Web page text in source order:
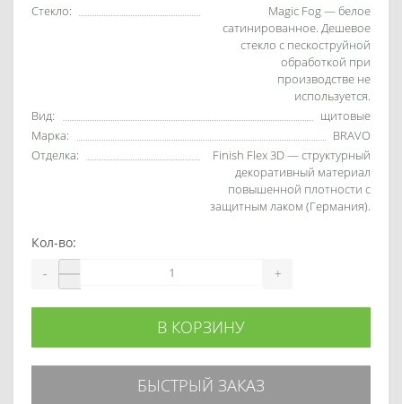
Стекло:
Magic Fog — белое
сатинированное. Дешевое
стекло с пескоструйной
обработкой при
производстве не
используется.
Вид:
щитовые
Марка:
BRAVO
Отделка:
Finish Flex 3D — структурный
декоративный материал
повышенной плотности с
защитным лаком (Германия).
Кол-во:
- +
В КОРЗИНУ
БЫСТРЫЙ ЗАКАЗ